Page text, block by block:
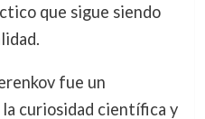
que sigue siendo
fue un
curiosidad científica y